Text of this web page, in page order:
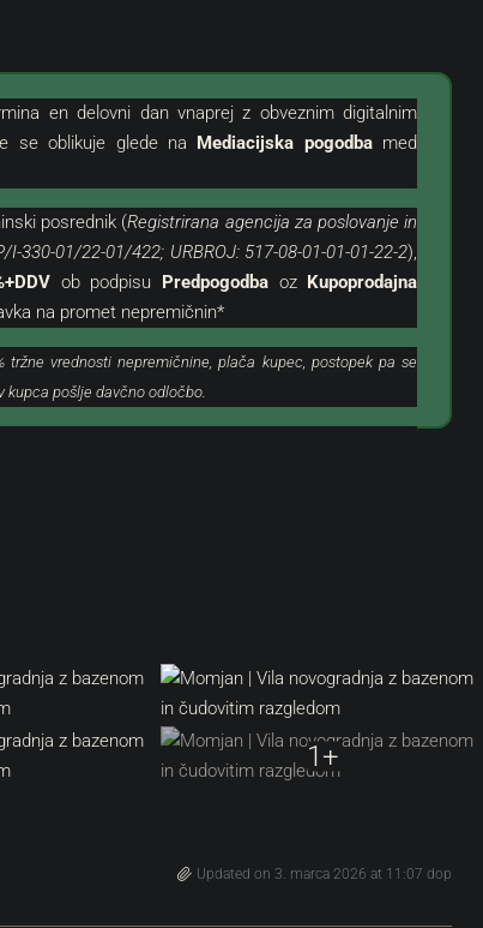
en delovni dan vnaprej z obveznim digitalnim
se oblikuje glede na Mediacijska pogodbamed
posrednik (Registrirana agencija za poslovanje in
330-01/22-01/422; URBROJ: 517-08-01-01-01-22-2),
ob podpisu Predpogodbaoz
Kupoprodajna
na promet nepremičnin*
vrednosti nepremičnine, plača kupec, postopek pa se
kupca pošlje davčno odločbo.
1+
Updated on 3. marca 2026 at 11:07 dop
380.000 €
/m²
Umag | Luksuzno Stanovanje Z Garažo Na
Odlični Lokaciji